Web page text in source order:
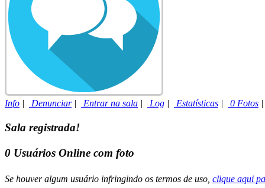
Info | Denunciar| Entrar na sala | Log | Estatísticas | 0 Fotos
Sala registrada!
0 Usuários Online com foto
Se houver algum usuário infringindo os termos de uso, clique aqui